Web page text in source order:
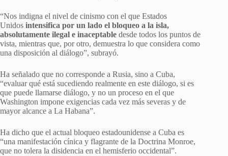
“Nos indigna el nivel de cinismo con el que Estados
Unidos intensifica por un lado el bloqueo a la isla,
absolutamente ilegal e inaceptable desde todos los puntos de
vista, mientras que, por otro, demuestra lo que considera como
una disposición al diálogo”, subrayó.
Ha señalado que no corresponde a Rusia, sino a Cuba,
“evaluar qué está sucediendo realmente en este diálogo, si es
que puede llamarse diálogo, y no un proceso en el que
Washington impone exigencias cada vez más severas y de
mayor alcance a La Habana”.
Ha dicho que el actual bloqueo estadounidense a Cuba es
“una manifestación cínica y flagrante de la Doctrina Monroe,
que no tolera la disidencia en el hemisferio occidental”.